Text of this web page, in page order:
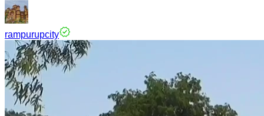
rampurupcity